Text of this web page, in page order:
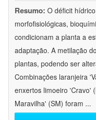
Resumo: O déficit
morfofisiológicas,
condicionam a planta a
adaptação. A metilação
plantas, podendo ser
Combinações laranjeira
enxertos limoeiro 'Cravo'
Maravilha' (SM) foram ...